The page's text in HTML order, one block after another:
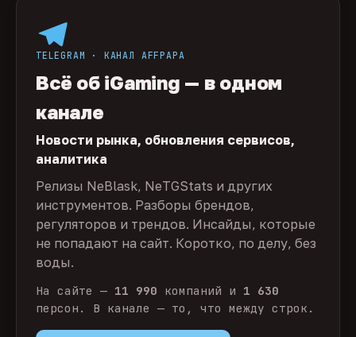
TELEGRAM · КАНАЛ AFFPAPA
Всё об iGaming — в одном
канале
Новости рынка, обновления сервисов,
аналитика
Релизы NeBlask, NeTGStats и других
инструментов. Разборы брендов,
регуляторов и трендов. Инсайды, которые
не попадают на сайт. Коротко, по делу, без
воды.
На сайте — 11 990 компаний и 1 630
персон. В канале — то, что между строк.